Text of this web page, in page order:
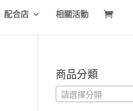
配合店 相關活動
商品分類
請選擇分類